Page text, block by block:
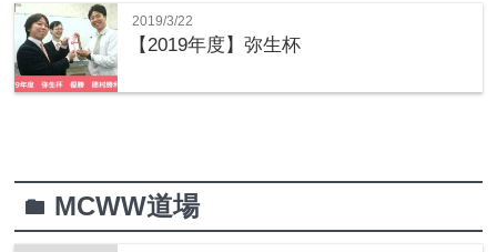
2019/3/22
【2019年度】弥生杯
folder MCWW道場